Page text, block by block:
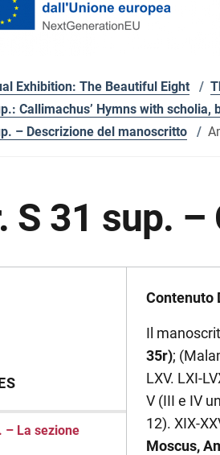
Exhibition: The Beautiful Eight /
Callimachus’ Hymns with scholia,
– Descrizione del manoscritto
/
S 31 sup. –
– La sezione
Contenuto
Il
35r);
LXV. LXI-
V (III e IV
12). XIX-
Moscus,